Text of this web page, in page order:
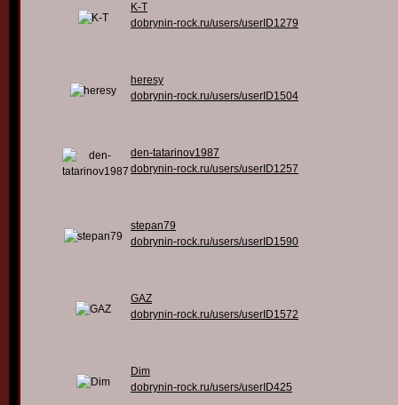
K-T
dobrynin-rock.ru/users/userID1279
heresy
dobrynin-rock.ru/users/userID1504
den-tatarinov1987
dobrynin-rock.ru/users/userID1257
stepan79
dobrynin-rock.ru/users/userID1590
GAZ
dobrynin-rock.ru/users/userID1572
Dim
dobrynin-rock.ru/users/userID425